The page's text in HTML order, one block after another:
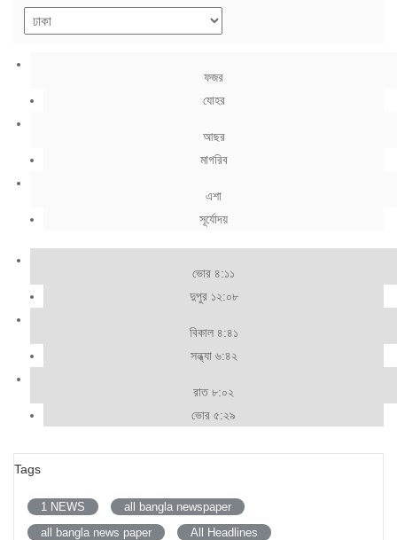
ফজর
যোহর
আছর
মাগরিব
এশা
সূর্যোদয়
ভোর ৪:১১
দুপুর ১২:০৮
বিকাল ৪:৪১
সন্ধ্যা ৬:৪২
রাত ৮:০২
ভোর ৫:২৯
Tags
1 NEWS
all bangla newspaper
all bangla news paper
All Headlines